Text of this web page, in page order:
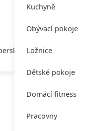
Kuchyně
Obývací pokoje
Ložnice
Dětské pokoje
Domácí fitness
Pracovny